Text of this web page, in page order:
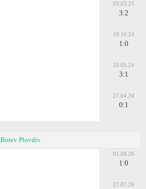
03.03.25
3:2
19.10.24
1:0
20.05.24
3:1
27.04.24
0:1
Botev Plovdiv
01.08.26
1:0
27.07.26